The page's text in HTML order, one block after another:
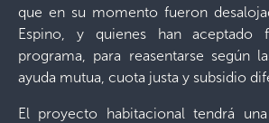
que en su momento fueron
Espino, y quienes han aceptado
programa, para reasentarse según
ayuda mutua, cuota justa y subsidio
El proyecto habitacional tendrá